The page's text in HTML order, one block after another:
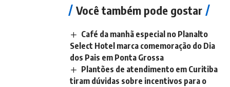
Você também pode gostar
Café da manhã especial no Planalto
Select Hotel marca comemoração do Dia
dos Pais em Ponta Grossa
Plantões de atendimento em Curitiba
tiram dúvidas sobre incentivos para o